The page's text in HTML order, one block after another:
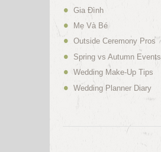
Gia Đình
Mẹ Và Bé
Outside Ceremony Pros
Spring vs Autumn Events
Wedding Make-Up Tips
Wedding Planner Diary